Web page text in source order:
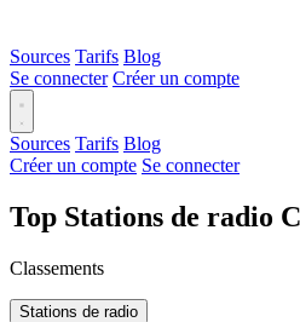
Sources Tarifs Blog
Se connecter Créer un compte
Sources Tarifs Blog
Créer un compte Se connecter
Top Stations de radio
Classements
Stations de radio